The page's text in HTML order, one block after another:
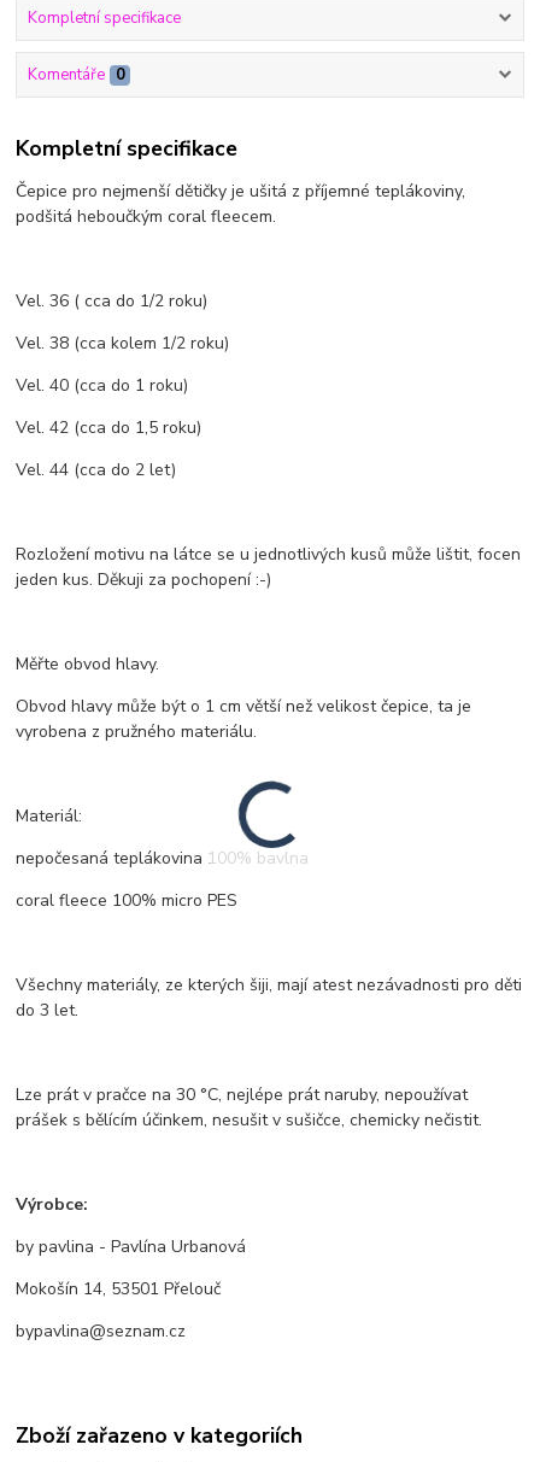
Kompletní specifikace
Komentáře 0
Kompletní specifikace
Čepice pro nejmenší dětičky je ušitá z příjemné teplákoviny,
podšitá heboučkým coral fleecem.
Vel. 36 ( cca do 1/2 roku)
Vel. 38 (cca kolem 1/2 roku)
Vel. 40 (cca do 1 roku)
Vel. 42 (cca do 1,5 roku)
Vel. 44 (cca do 2 let)
Rozložení motivu na látce se u jednotlivých kusů může lištit, focen
jeden kus. Děkuji za pochopení :-)
Měřte obvod hlavy.
Obvod hlavy může být o 1 cm větší než velikost čepice, ta je
vyrobena z pružného materiálu.
Materiál:
nepočesaná teplákovina 100% bavlna
coral fleece 100% micro PES
Všechny materiály, ze kterých šiji, mají atest nezávadnosti pro děti
do 3 let.
Lze prát v pračce na 30 °C, nejlépe prát naruby, nepoužívat
prášek s bělícím účinkem, nesušit v sušičce, chemicky nečistit.
Výrobce:
by pavlina - Pavlína Urbanová
Mokošín 14, 53501 Přelouč
bypavlina@seznam.cz
Zboží zařazeno v kategoriích